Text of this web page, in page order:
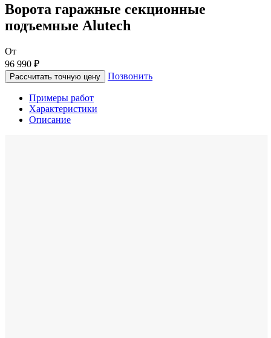
Ворота гаражные секционные
подъемные Alutech
От
96 990 ₽
Рассчитать точную цену Позвонить
Примеры работ
Характеристики
Описание